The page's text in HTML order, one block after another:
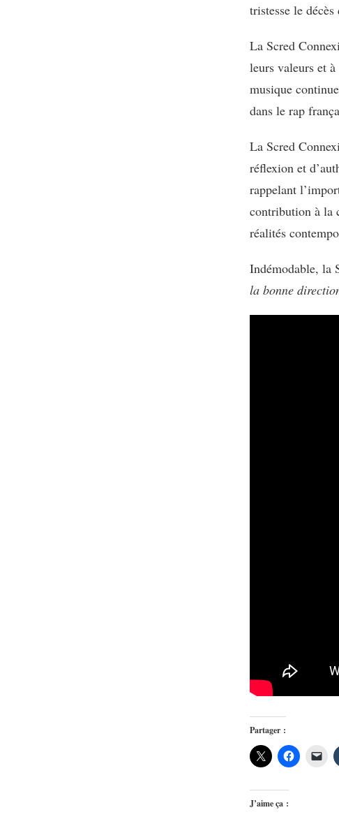
tristesse le
La Scred
leurs valeurs et
musique
dans le rap
La Scred
réflexion et
rappelant
contribution à la
réalités
Indémodable, la
la bonne
Partager :
J’aime ça :